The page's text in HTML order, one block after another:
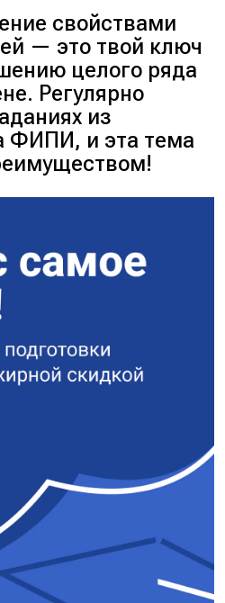
< 5 + √7.
= 81 – 56 = 25.
2 = 7, x₂ = (9 –
√(3*7 — 5) =
подходит.
2:
свойствами
— это твой ключ
целого ряда
Регулярно
из
ФИПИ, и эта тема